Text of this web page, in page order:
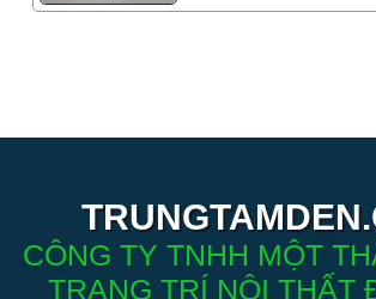
CÔNG TY TNHH MỘT
TRANG TRÍ NỘI THẤT